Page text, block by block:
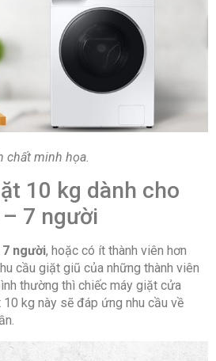
chất minh họa.
10 kg dành cho
7 người
7 người, hoặc có ít thành viên hơn
cầu giặt giũ của những thành viên
thường thì chiếc máy giặt cửa
kg này sẽ đáp ứng nhu cầu về